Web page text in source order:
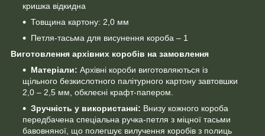
кришка відкидна
Товщина картону: 2,0 мм
Петля-тасьма для висунення короба – 1
Виготовлення архівних коробів на замовлення
Матеріали: Архівні короби виготовляються із
щільного безкислотного палітурного картону завтовшки
2,0 – 2,5 мм, обклеєні крафт-папером.
Зручність у використанні: Внизу кожного короба
передбачена спеціальна ручка-петля з міцної тасьми
бавовняної, що полегшує вилучення коробів з полиць